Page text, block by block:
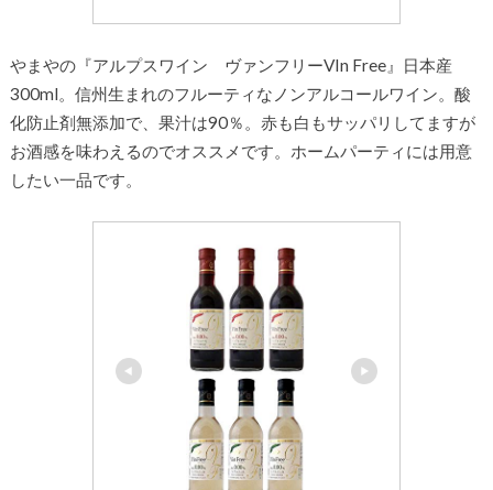
やまやの『アルプスワイン ヴァンフリーVIn Free』日本産
300ml。信州生まれのフルーティなノンアルコールワイン。酸
化防止剤無添加で、果汁は90％。赤も白もサッパリしてますが
お酒感を味わえるのでオススメです。ホームパーティには用意
したい一品です。